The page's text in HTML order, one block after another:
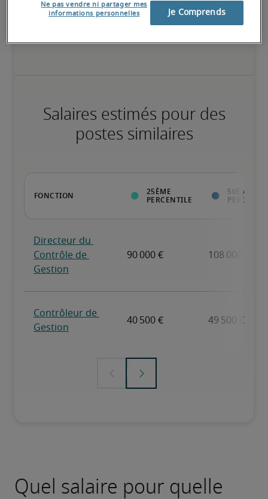
Salaires estimés pour des
postes similaires
Quel salaire pour quelle
Ne pas vendre ni partager mes
informations personnelles
Je Comprends